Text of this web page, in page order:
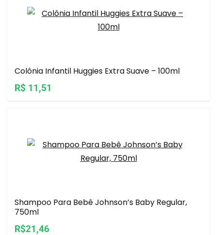
Colônia Infantil Huggies Extra Suave – 100ml
R$ 11,51
Shampoo Para Bebê Johnson’s Baby Regular,
750ml
R$21,46